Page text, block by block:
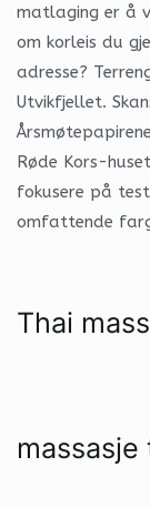
matlaging er å
om korleis du
adresse?
Utvikfjellet.
Røde Kors-
fokusere på
omfattende
Thai
massasje